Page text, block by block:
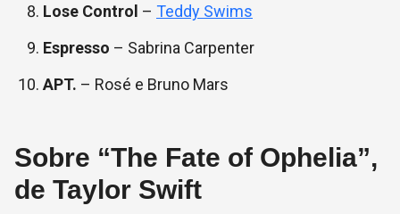
Lose Control – Teddy Swims
Espresso – Sabrina Carpenter
APT. – Rosé e Bruno Mars
Sobre “The Fate of Ophelia”,
de Taylor Swift